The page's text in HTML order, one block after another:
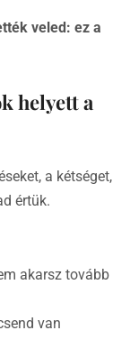
veled: ez a
helyett a
a kétséget,
értük.
akarsz tovább
van